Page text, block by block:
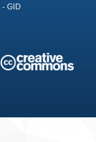
- GID